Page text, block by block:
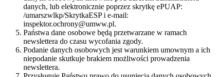
danych, lub elektronicznie poprzez skrytkę ePUAP:
/umarszwlkp/SkrytkaESP i e-mail:
inspektor.ochrony@umww.pl.
Państwa dane osobowe będą przetwarzane w ramach
newslettera do czasu wycofania zgody.
Podanie danych osobowych jest warunkiem umownym a ich
niepodanie skutkuje brakiem możliwości prowadzenia
newslettera.